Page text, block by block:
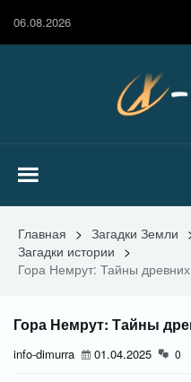
06.08.2026
Главная > Загадки Земли
Загадки истории >
Гора Немрут: Тайны древних
Гора Немрут: Тайны
info-dimurra 01.04.2025 0